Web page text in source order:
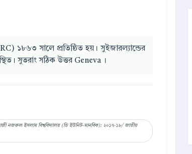
১৮৬৩ সালে প্রতিষ্ঠিত হয়। সুইজারল্যান্ডের
সুতরাং সঠিক উত্তর Geneva ।
নজরুল ইসলাম বিশ্ববিদ্যালয় (ডি ইউনিট-মানবিক): ২০১৭-১৮/ জাতীয়